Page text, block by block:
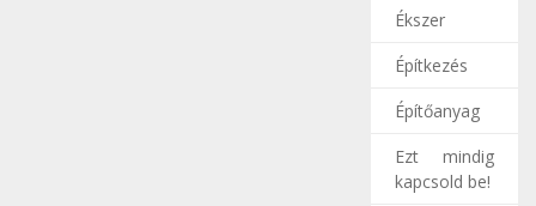
Ékszer
Építkezés
Építőanyag
Ezt mindig
kapcsold be!